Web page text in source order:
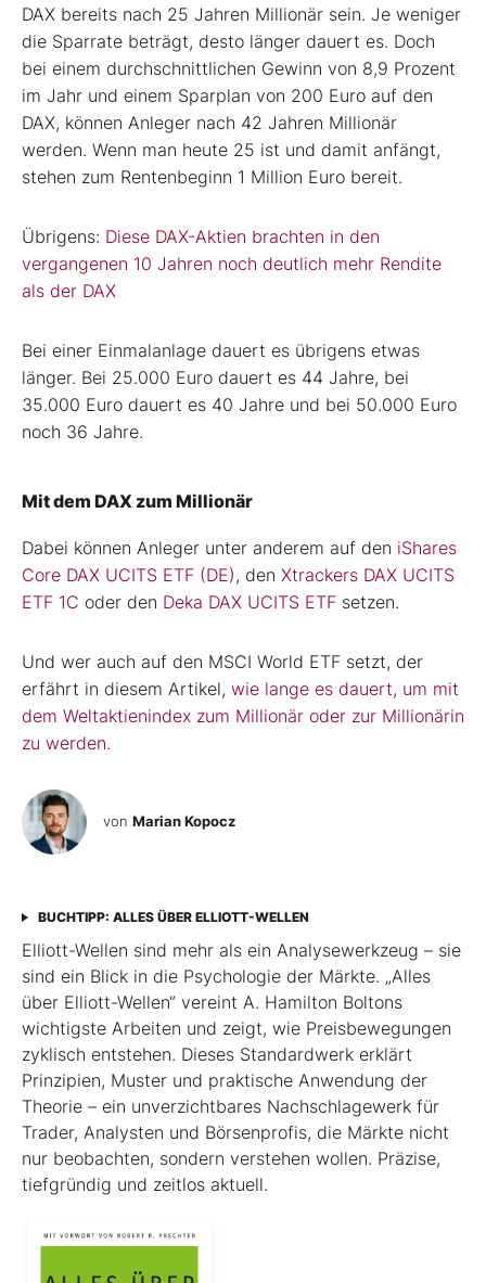
DAX bereits nach 25 Jahren Millionär sein. Je weniger
die Sparrate beträgt, desto länger dauert es. Doch
bei einem durchschnittlichen Gewinn von 8,9 Prozent
im Jahr und einem Sparplan von 200 Euro auf den
DAX, können Anleger nach 42 Jahren Millionär
werden. Wenn man heute 25 ist und damit anfängt,
stehen zum Rentenbeginn 1 Million Euro bereit.
Übrigens: Diese DAX-Aktien brachten in den
vergangenen 10 Jahren noch deutlich mehr Rendite
als der DAX
Bei einer Einmalanlage dauert es übrigens etwas
länger. Bei 25.000 Euro dauert es 44 Jahre, bei
35.000 Euro dauert es 40 Jahre und bei 50.000 Euro
noch 36 Jahre.
Mit dem DAX zum Millionär
Dabei können Anleger unter anderem auf den iShares
Core DAX UCITS ETF (DE) , den Xtrackers DAX UCITS
ETF 1C oder den Deka DAX UCITS ETF setzen.
Und wer auch auf den MSCI World ETF setzt, der
erfährt in diesem Artikel, wie lange es dauert, um mit
dem Weltaktienindex zum Millionär oder zur Millionärin
zu werden.
von Marian Kopocz
BUCHTIPP: ALLES ÜBER ELLIOTT-WELLEN
Elliott-Wellen sind mehr als ein Analysewerkzeug – sie
sind ein Blick in die Psychologie der Märkte. „Alles
über Elliott-Wellen“ vereint A. Hamilton Boltons
wichtigste Arbeiten und zeigt, wie Preisbewegungen
zyklisch entstehen. Dieses Standardwerk erklärt
Prinzipien, Muster und praktische Anwendung der
Theorie – ein unverzichtbares Nachschlagewerk für
Trader, Analysten und Börsenprofis, die Märkte nicht
nur beobachten, sondern verstehen wollen. Präzise,
tiefgründig und zeitlos aktuell.